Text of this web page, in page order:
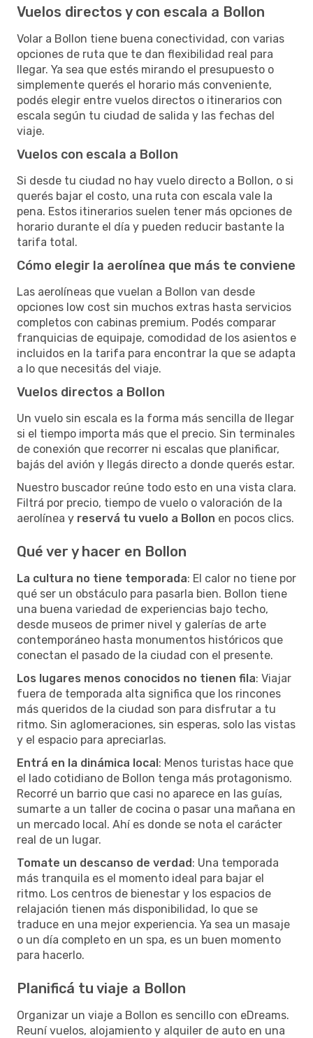
Vuelos directos y con escala a Bollon
Volar a Bollon tiene buena conectividad, con varias
opciones de ruta que te dan flexibilidad real para
llegar. Ya sea que estés mirando el presupuesto o
simplemente querés el horario más conveniente,
podés elegir entre vuelos directos o itinerarios con
escala según tu ciudad de salida y las fechas del
viaje.
Vuelos con escala a Bollon
Si desde tu ciudad no hay vuelo directo a Bollon, o si
querés bajar el costo, una ruta con escala vale la
pena. Estos itinerarios suelen tener más opciones de
horario durante el día y pueden reducir bastante la
tarifa total.
Cómo elegir la aerolínea que más te conviene
Las aerolíneas que vuelan a Bollon van desde
opciones low cost sin muchos extras hasta servicios
completos con cabinas premium. Podés comparar
franquicias de equipaje, comodidad de los asientos e
incluidos en la tarifa para encontrar la que se adapta
a lo que necesitás del viaje.
Vuelos directos a Bollon
Un vuelo sin escala es la forma más sencilla de llegar
si el tiempo importa más que el precio. Sin terminales
de conexión que recorrer ni escalas que planificar,
bajás del avión y llegás directo a donde querés estar.
Nuestro buscador reúne todo esto en una vista clara.
Filtrá por precio, tiempo de vuelo o valoración de la
aerolínea y reservá tu vuelo a Bollon en pocos clics.
Qué ver y hacer en Bollon
La cultura no tiene temporada: El calor no tiene por
qué ser un obstáculo para pasarla bien. Bollon tiene
una buena variedad de experiencias bajo techo,
desde museos de primer nivel y galerías de arte
contemporáneo hasta monumentos históricos que
conectan el pasado de la ciudad con el presente.
Los lugares menos conocidos no tienen fila: Viajar
fuera de temporada alta significa que los rincones
más queridos de la ciudad son para disfrutar a tu
ritmo. Sin aglomeraciones, sin esperas, solo las vistas
y el espacio para apreciarlas.
Entrá en la dinámica local: Menos turistas hace que
el lado cotidiano de Bollon tenga más protagonismo.
Recorré un barrio que casi no aparece en las guías,
sumarte a un taller de cocina o pasar una mañana en
un mercado local. Ahí es donde se nota el carácter
real de un lugar.
Tomate un descanso de verdad: Una temporada
más tranquila es el momento ideal para bajar el
ritmo. Los centros de bienestar y los espacios de
relajación tienen más disponibilidad, lo que se
traduce en una mejor experiencia. Ya sea un masaje
o un día completo en un spa, es un buen momento
para hacerlo.
Planificá tu viaje a Bollon
Organizar un viaje a Bollon es sencillo con eDreams.
Reuní vuelos, alojamiento y alquiler de auto en una